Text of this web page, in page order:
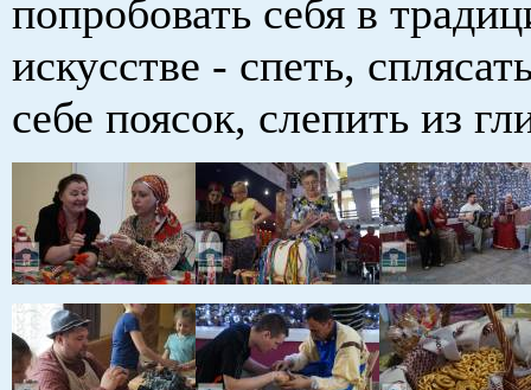
попробовать себя в
искусстве - спеть,
себе поясок, слепить из